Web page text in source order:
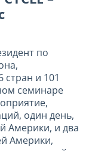
по
стран и 101
семинаре
один день,
Америки, и два
Америки,